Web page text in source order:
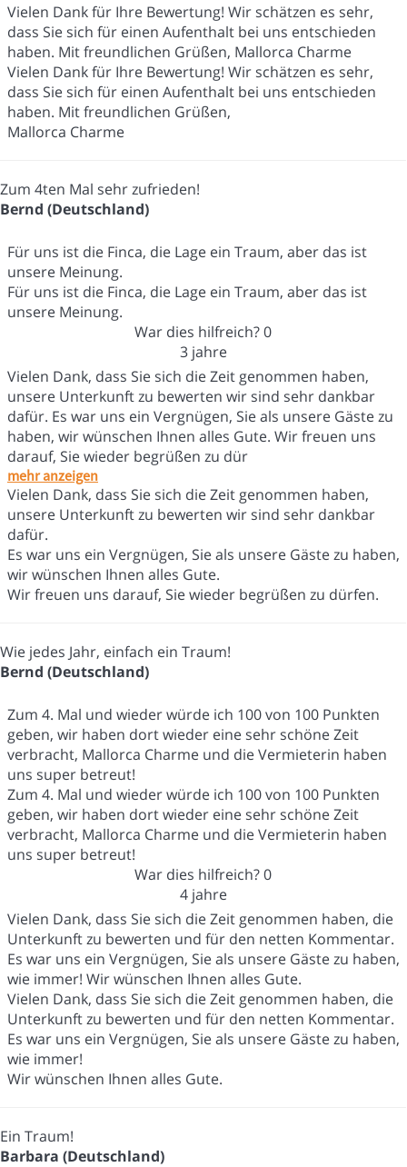
Vielen Dank für Ihre Bewertung! Wir schätzen es sehr,
dass Sie sich für einen Aufenthalt bei uns entschieden
haben. Mit freundlichen Grüßen, Mallorca Charme
Vielen Dank für Ihre Bewertung! Wir schätzen es sehr,
dass Sie sich für einen Aufenthalt bei uns entschieden
haben. Mit freundlichen Grüßen,
Mallorca Charme
Zum 4ten Mal sehr zufrieden!
Bernd (Deutschland)
Für uns ist die Finca, die Lage ein Traum, aber das ist
unsere Meinung.
Für uns ist die Finca, die Lage ein Traum, aber das ist
unsere Meinung.
War dies hilfreich?0
3 jahre
Vielen Dank, dass Sie sich die Zeit genommen haben,
unsere Unterkunft zu bewerten wir sind sehr dankbar
dafür. Es war uns ein Vergnügen, Sie als unsere Gäste zu
haben, wir wünschen Ihnen alles Gute. Wir freuen uns
darauf, Sie wieder begrüßen zu dür
mehr anzeigen
Vielen Dank, dass Sie sich die Zeit genommen haben,
unsere Unterkunft zu bewerten wir sind sehr dankbar
dafür.
Es war uns ein Vergnügen, Sie als unsere Gäste zu haben,
wir wünschen Ihnen alles Gute.
Wir freuen uns darauf, Sie wieder begrüßen zu dürfen.
Wie jedes Jahr, einfach ein Traum!
Bernd (Deutschland)
Zum 4. Mal und wieder würde ich 100 von 100 Punkten
geben, wir haben dort wieder eine sehr schöne Zeit
verbracht, Mallorca Charme und die Vermieterin haben
uns super betreut!
Zum 4. Mal und wieder würde ich 100 von 100 Punkten
geben, wir haben dort wieder eine sehr schöne Zeit
verbracht, Mallorca Charme und die Vermieterin haben
uns super betreut!
War dies hilfreich?0
4 jahre
Vielen Dank, dass Sie sich die Zeit genommen haben, die
Unterkunft zu bewerten und für den netten Kommentar.
Es war uns ein Vergnügen, Sie als unsere Gäste zu haben,
wie immer! Wir wünschen Ihnen alles Gute.
Vielen Dank, dass Sie sich die Zeit genommen haben, die
Unterkunft zu bewerten und für den netten Kommentar.
Es war uns ein Vergnügen, Sie als unsere Gäste zu haben,
wie immer!
Wir wünschen Ihnen alles Gute.
Ein Traum!
Barbara (Deutschland)